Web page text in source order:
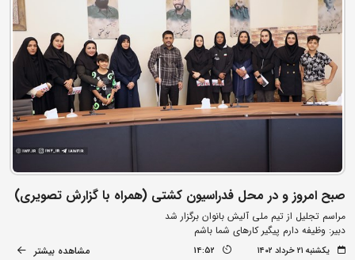
صبح امروز و در محل فدراسیون کشتی (همراه با گزارش تصویری)
مراسم تجلیل از تیم ملی آلیش بانوان برگزار شد
دبیر: وظیفه دارم پیگیر کارهای شما باشم
یکشنبه ۲۱ خرداد ۱۴۰۲ 14:52 مشاهده بیشتر